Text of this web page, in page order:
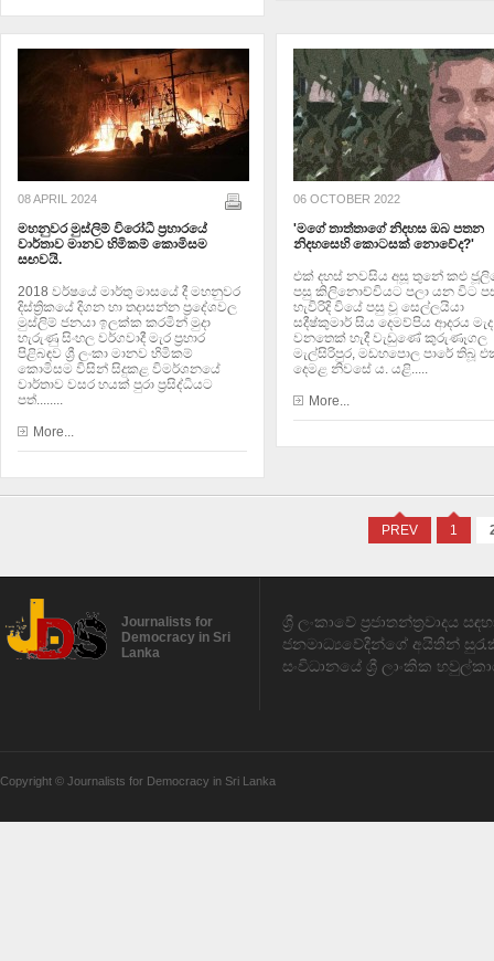
08 APRIL 2024
මහනුවර මුස්ලිම් විරෝධී ප්‍රහාරයේ
වාර්තාව මානව හිමිකම් කොමිසම
සඟවයි.
2018 වර්ෂයේ මාර්තු මාසයේ දී මහනුවර
දිස්ත්‍රිකයේ දිගන හා තදාසන්න ප්‍රදේශවල
මුස්ලිම් ජනයා ඉලක්ක කරමින් මුදා
හැරුණු සිංහල වර්ගවාදී මැර ප්‍රහාර
පිළිබඳව ශ්‍රී ලංකා මානව හිමිකම්
කොමිසම විසින් සිදුකළ විමර්ශනයේ
වාර්තාව වසර හයක් පුරා ප්‍රසිද්ධියට
පත්........
More...
06 OCTOBER 2022
'මගේ තාත්තාගේ නිදහස ඔබ පතන
නිදහසෙහි කොටසක් නොවේද?'
එක් දහස් නවසිය අසූ තුනේ කළු
පසු කිලිනොච්චියට පලා යන විට
හැවිරිදි වියේ පසු වූ සෙල්ලයියා
සදීෂ්කුමාර් සිය දෙමව්පිය ආදරය
වනතෙක් හැදී වැඩුණේ කුරුණෑගල
මැල්සිරිපුර, මඩහපොල පාරේ තිබූ
දෙමළ නිවසේ ය. යළි.....
More...
PREV 1
Journalists for
Democracy in Sri
Lanka
ශ්‍රී ලංකාවේ ප්‍රජාතන්ත්‍රවාදය
ජනමාධ්‍යවේදීන්ගේ අයිතීන්
සංවිධානයේ ශ්‍රී ලාංකික
Copyright © Journalists for Democracy in Sri Lanka